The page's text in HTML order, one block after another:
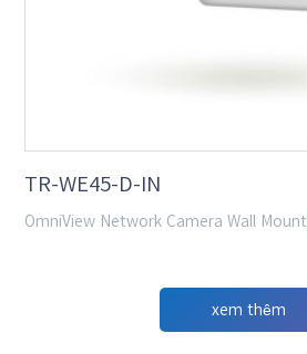
TR-WE45-D-IN
OmniView Network Camera Wall Mount
xem thêm